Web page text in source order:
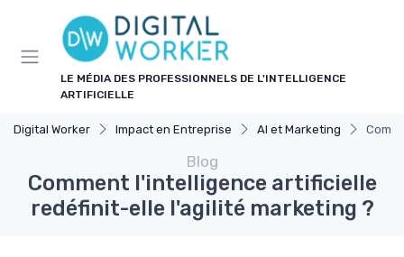
LE MÉDIA DES PROFESSIONNELS DE L'INTELLIGENCE
ARTIFICIELLE
Digital Worker Impact en Entreprise AI et Marketing
Blog
Comment l'intelligence artificielle
redéfinit-elle l'agilité marketing ?